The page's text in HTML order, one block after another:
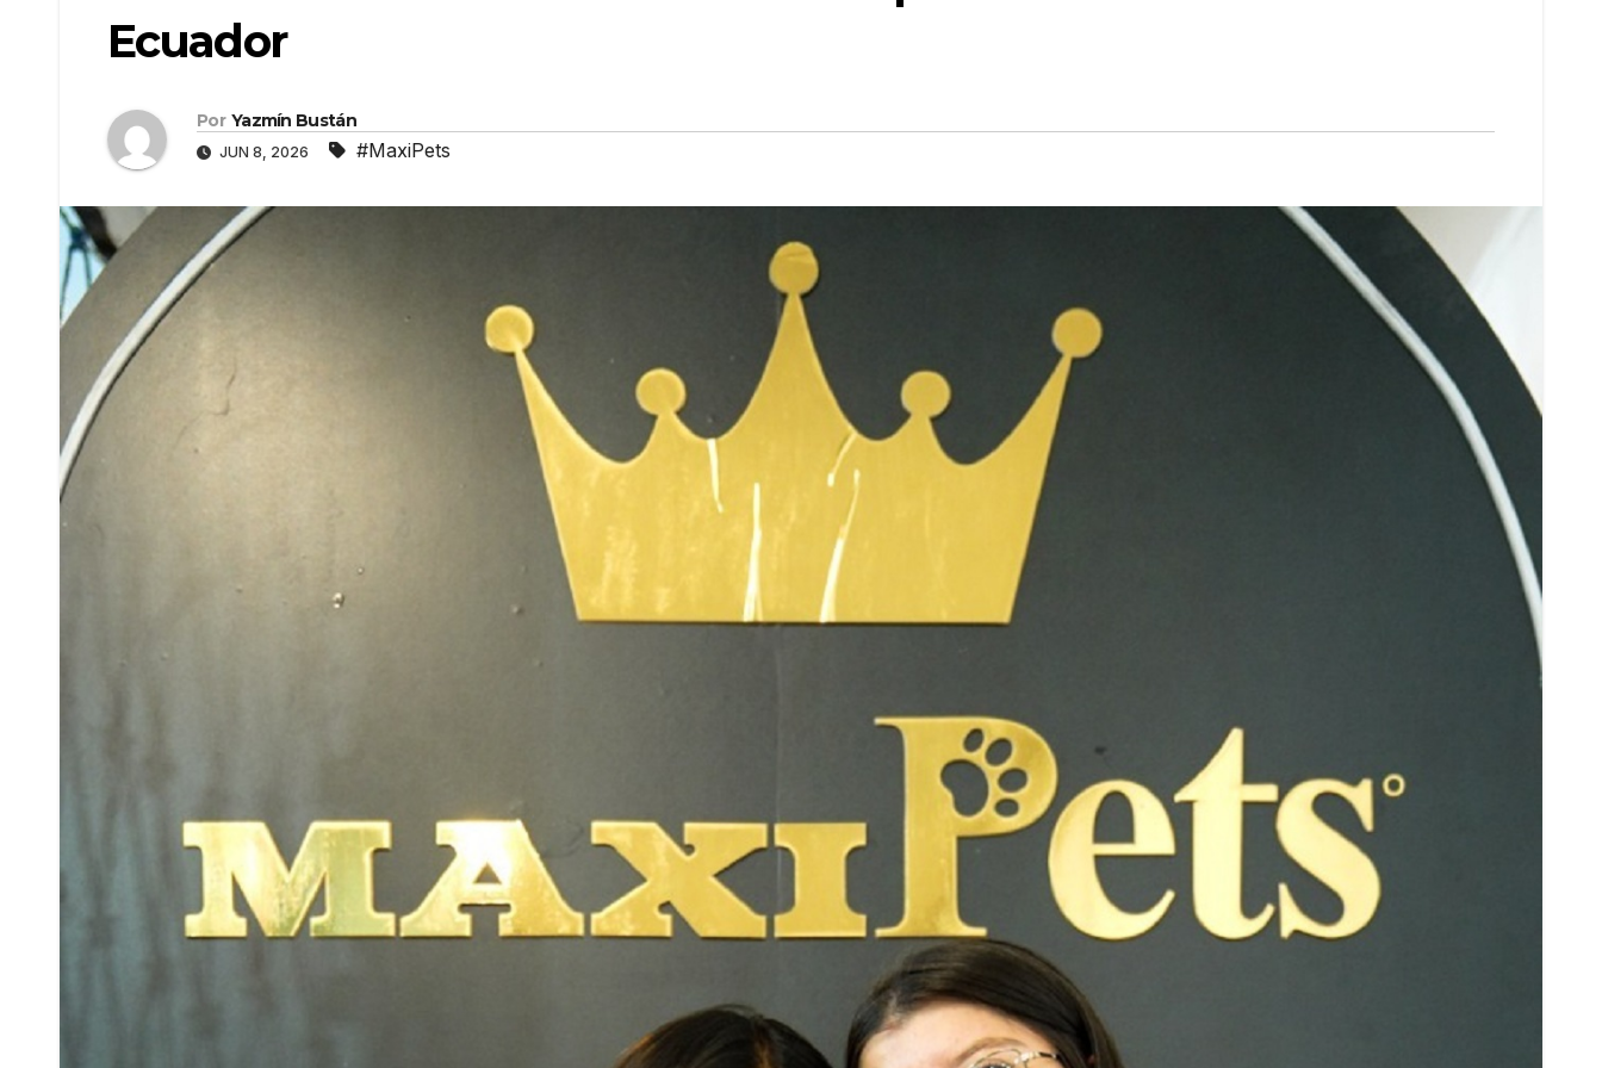
Ecuador
Por Yazmín Bustán
JUN 8, 2026 #MaxiPets